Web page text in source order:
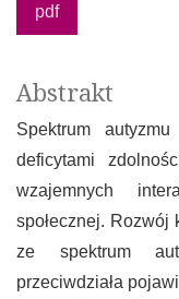
pdf
Abstrakt
Spektrum
deficytami
wzajemnych
społecznej. Rozwój
ze spektrum
przeciwdziała